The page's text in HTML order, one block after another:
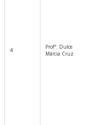
4
Profª. Dulce
Márcia Cruz